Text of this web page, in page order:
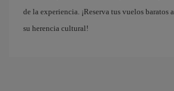
de la experiencia. ¡Reserva tus vuelos baratos
su herencia cultural!